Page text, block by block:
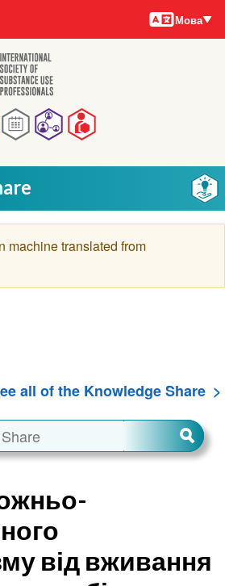
Мови
Мова
machine translated from
all of the Knowledge Share
від вживання